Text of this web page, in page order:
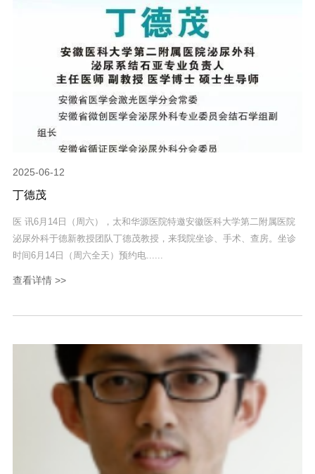
2025-06-12
丁德茂
医 讯6月14日（周六），太和华源医院特邀安徽医科大学第二附属医院
泌尿外科于德新教授团队丁德茂教授，来我院坐诊、手术、查房。坐诊
时间6月14日（周六全天）预约电......
查看详情 >>